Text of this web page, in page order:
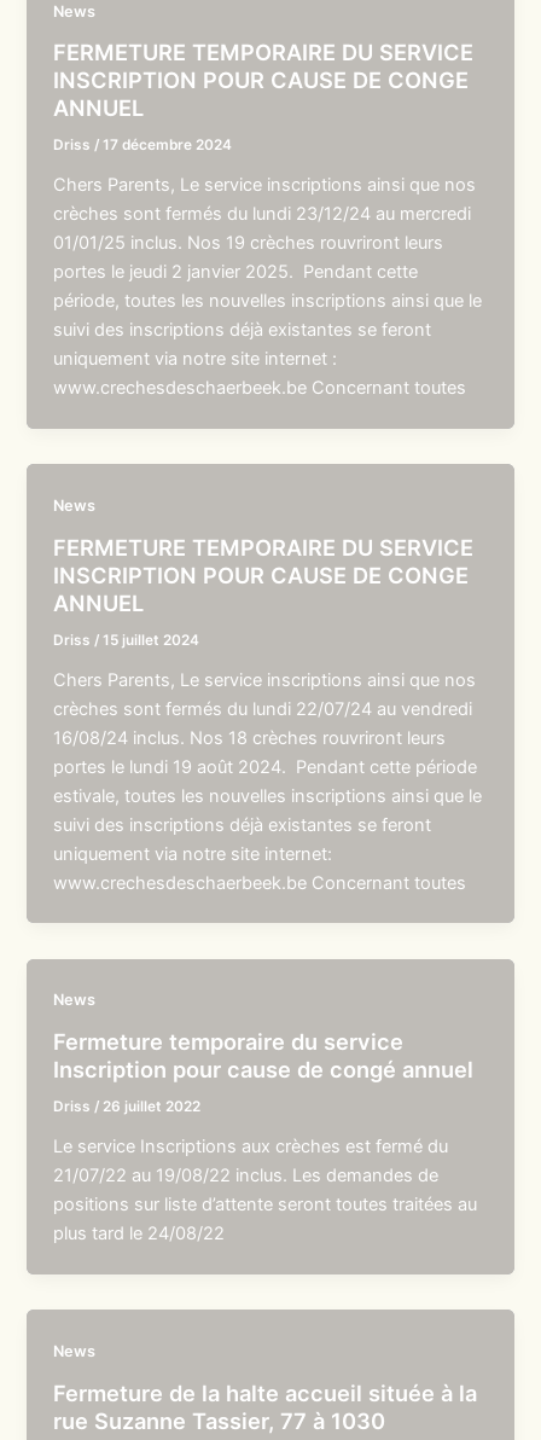
News
FERMETURE TEMPORAIRE DU SERVICE
INSCRIPTION POUR CAUSE DE CONGE
ANNUEL
Driss /17 décembre 2024
Chers Parents, Le service inscriptions ainsi que nos
crèches sont fermés du lundi 23/12/24 au mercredi
01/01/25 inclus. Nos 19 crèches rouvriront leurs
portes le jeudi 2 janvier 2025. Pendant cette
période, toutes les nouvelles inscriptions ainsi que le
suivi des inscriptions déjà existantes se feront
uniquement via notre site internet :
www.crechesdeschaerbeek.be Concernant toutes
News
FERMETURE TEMPORAIRE DU SERVICE
INSCRIPTION POUR CAUSE DE CONGE
ANNUEL
Driss /15 juillet 2024
Chers Parents, Le service inscriptions ainsi que nos
crèches sont fermés du lundi 22/07/24 au vendredi
16/08/24 inclus. Nos 18 crèches rouvriront leurs
portes le lundi 19 août 2024. Pendant cette période
estivale, toutes les nouvelles inscriptions ainsi que le
suivi des inscriptions déjà existantes se feront
uniquement via notre site internet:
www.crechesdeschaerbeek.be Concernant toutes
News
Fermeture temporaire du service
Inscription pour cause de congé annuel
Driss / 26 juillet 2022
Le service Inscriptions aux crèches est fermé du
21/07/22 au 19/08/22 inclus. Les demandes de
positions sur liste d’attente seront toutes traitées au
plus tard le 24/08/22
News
Fermeture de la halte accueil située à la
rue Suzanne Tassier, 77 à 1030